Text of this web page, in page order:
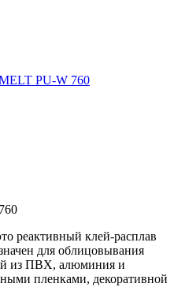
PU-W 760
реактивный клей-расплав
для облицовывания
из ПВХ, алюминия и
пленками, декоративной